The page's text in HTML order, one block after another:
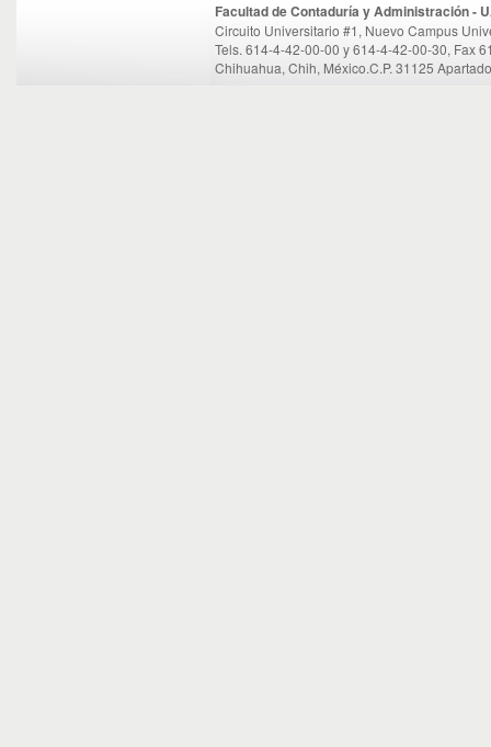
Facultad de Contaduría y Administración -
Circuito Universitario #1, Nuevo Campus
Tels. 614-4-42-00-00 y 614-4-42-00-30, Fax
Chihuahua, Chih, México.C.P. 31125